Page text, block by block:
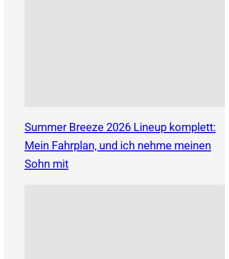
Summer Breeze 2026 Lineup komplett:
Mein Fahrplan, und ich nehme meinen
Sohn mit